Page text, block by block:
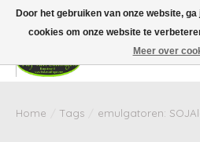
Wij zijn gesloten van 24 december tot en
dat de levertijd van uw bestelling in deze
gebruikelijk.
Home Tags emulgatoren:
Door het gebruiken van onze website,
cookies om onze website te
Meer over